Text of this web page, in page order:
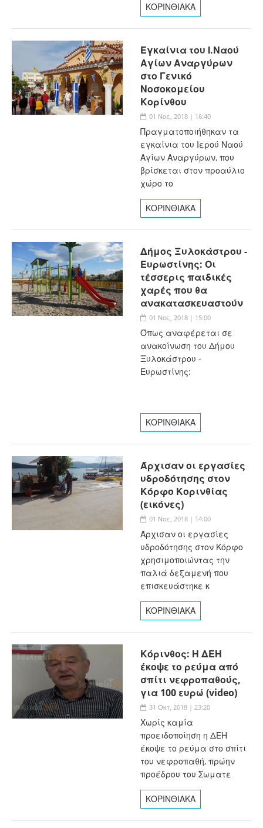
ΚΟΡΙΝΘΙΑΚΑ
Εγκαίνια του Ι.Ναού
Αγίων Αναργύρων
στο Γενικό
Νοσοκομείου
Κορίνθου
01 Νοε, 2018 | 16:40
Πραγματοποιήθηκαν τα
εγκαίνια του Ιερού Ναού
Αγίων Αναργύρων, που
βρίσκεται στον προαύλιο
χώρο το
ΚΟΡΙΝΘΙΑΚΑ
Δήμος Ξυλοκάστρου -
Ευρωστίνης: Οι
τέσσερις παιδικές
χαρές που θα
ανακατασκευαστούν
01 Νοε, 2018 | 15:00
Όπως αναφέρεται σε
ανακοίνωση του Δήμου
Ξυλοκάστρου -
Ευρωστίνης:
ΚΟΡΙΝΘΙΑΚΑ
Άρχισαν οι εργασίες
υδροδότησης στον
Κόρφο Κορινθίας
(εικόνες)
01 Νοε, 2018 | 14:00
Άρχισαν οι εργασίες
υδροδότησης στον Κόρφο
χρησιμοποιώντας την
παλιά δεξαμενή που
επισκευάστηκε κ
ΚΟΡΙΝΘΙΑΚΑ
Κόρινθος: Η ΔΕΗ
έκοψε το ρεύμα από
σπίτι νεφροπαθούς,
για 100 ευρώ (video)
31 Οκτ, 2018 | 23:20
Χωρίς καμία
προειδοποίηση η ΔΕΗ
έκοψε το ρεύμα στο σπίτι
του νεφροπαθή, πρώην
προέδρου του Σωματε
ΚΟΡΙΝΘΙΑΚΑ